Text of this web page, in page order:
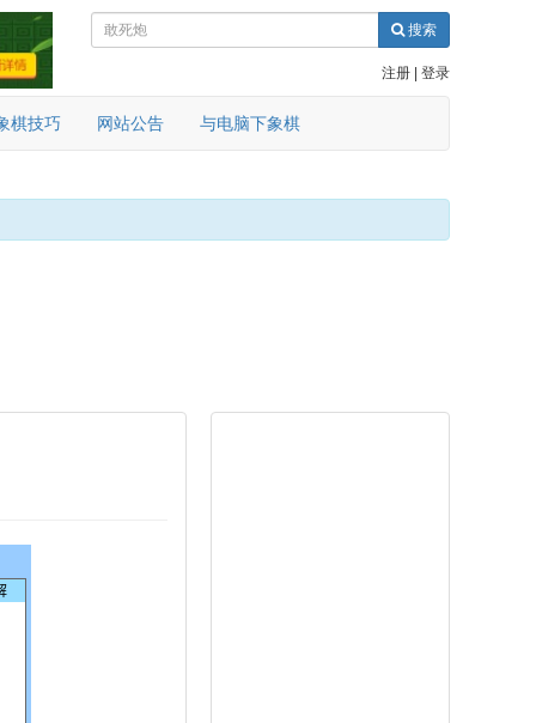
搜索
注册 登录
棋技巧 网站公告 与电脑下象棋